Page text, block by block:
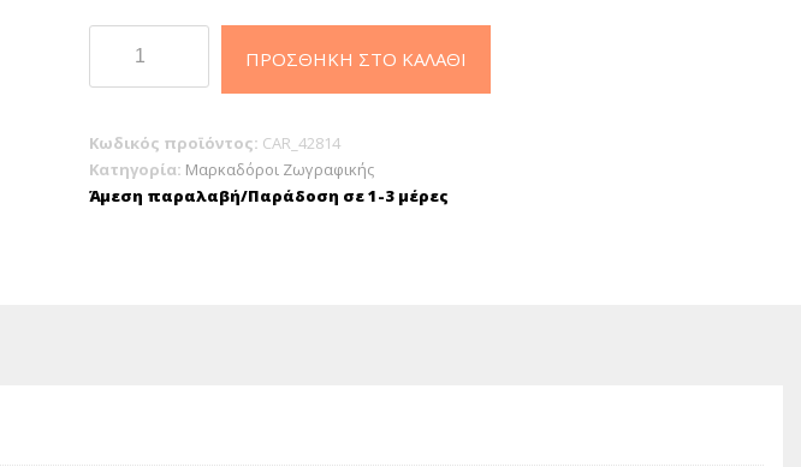
Ζωγραφικής
Χονδροί
ΠΡΟΣΘΉΚΗ ΣΤΟ ΚΑΛΆΘΙ
Κωδικός προϊόντος: CAR_42814
Κατηγορία: Μαρκαδόροι Ζωγραφικής
Άμεση παραλαβή/Παράδοση σε 1-3 μέρες